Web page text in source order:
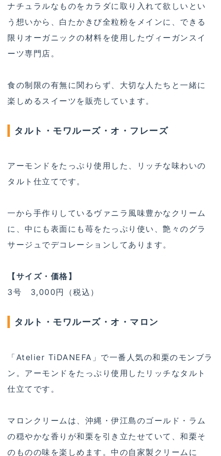
ナチュラルなものをカラダに取り入れて欲しいとい
う想いから、白たかきび全粒粉をメインに、できる
限りオーガニックの材料を使用したヴィーガンスイ
ーツ専門店。
食の制限の有無に関わらず、大切な人たちと一緒に
楽しめるスイーツを販売しています。
タルト・モワルーズ・オ・フレーズ
アーモンドをたっぷり使用した、リッチな味わいの
タルト仕立てです。
一から手作りしているヴァニラ風味豊かなクリーム
に、中にも表面にも苺をたっぷり使い、艶々のグラ
サージュでデコレーションしてあります。
【サイズ・価格】
3号 3,000円（税込）
タルト・モワルーズ・オ・マロン
「Atelier TiDANEFA」で一番人気の和栗のモンブラ
ン。アーモンドをたっぷり使用したリッチなタルト
仕立てです。
マロンクリームは、沖縄・伊江島のゴールド・ラム
の穏やかな香りが和栗を引き立たせていて、和栗そ
のものの味を楽しめます。中の自家製クリームに